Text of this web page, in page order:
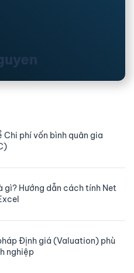
Chi phí vốn bình quân gia
gì? Hướng dẫn cách tính Net
Định giá (Valuation) phù
nghiệp